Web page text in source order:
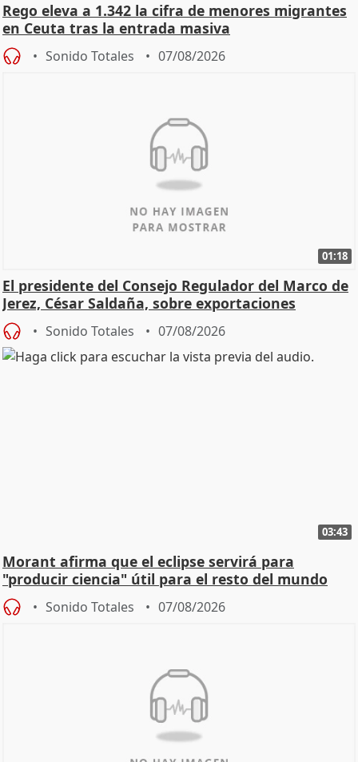
Rego eleva a 1.342 la cifra de menores migrantes
en Ceuta tras la entrada masiva
Sonido Totales 07/08/2026
01:18
El presidente del Consejo Regulador del Marco de
Jerez, César Saldaña, sobre exportaciones
Sonido Totales 07/08/2026
03:43
Morant afirma que el eclipse servirá para
"producir ciencia" útil para el resto del mundo
Sonido Totales 07/08/2026